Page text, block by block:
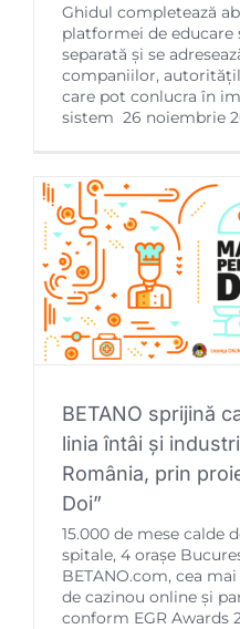
Ghidul completează
platformei de
separată și se
companiilor,
care pot conlucra în
sistem 26 noiembrie
BETANO sprijină
linia întâi și
România, prin
Doi”
15.000 de mese calde
spitale, 4 orașe
BETANO.com, cea
de cazinou online și
conform EGR Awards